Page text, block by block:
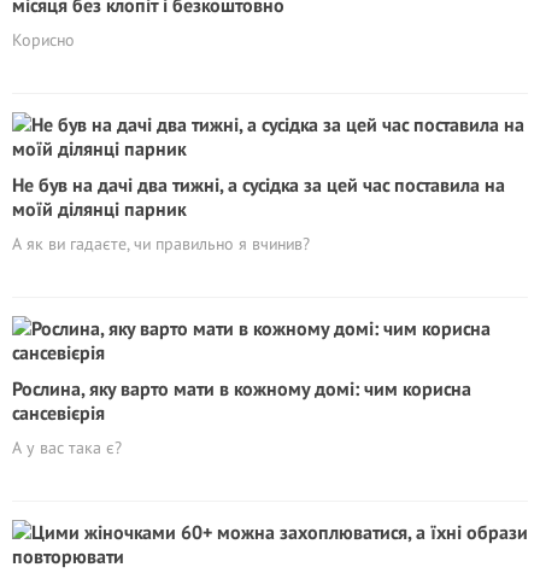
місяця без клопіт і безкоштовно
Корисно
Не був на дачі два тижні, а сусідка за цей час поставила на
моїй ділянці парник
А як ви гадаєте, чи правильно я вчинив?
Рослина, яку варто мати в кожному домі: чим корисна
сансевієрія
А у вас така є?